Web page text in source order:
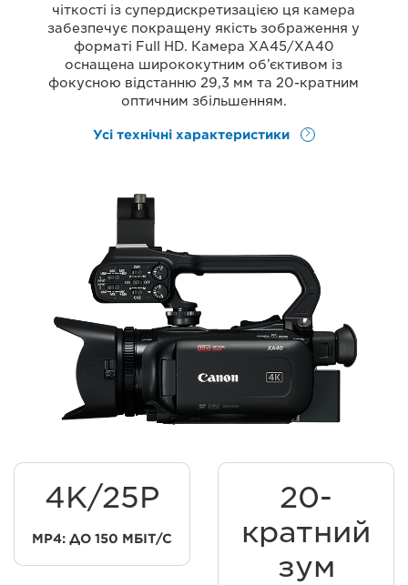
чіткості із супердискретизацією ця камера
забезпечує покращену якість зображення у
форматі Full HD. Камера XA45/XA40
оснащена ширококутним об’єктивом із
фокусною відстанню 29,3 мм та 20-кратним
оптичним збільшенням.
Усі технічні характеристики
4K/25P
MP4: ДО 150 МБІТ/С
20-
кратний
зум